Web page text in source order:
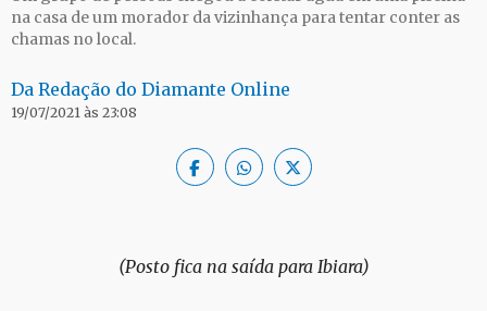
na casa de um morador da vizinhança para tentar conter as
chamas no local.
Da Redação do Diamante Online
19/07/2021 às 23:08
(Posto fica na saída para Ibiara)